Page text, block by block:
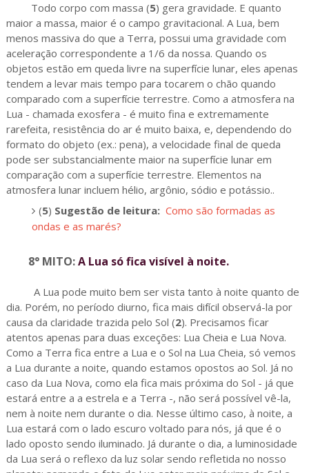
Todo corpo com massa (5) gera gravidade. E quanto
maior a massa, maior é o campo gravitacional. A Lua, bem
menos massiva do que a Terra, possui uma gravidade com
aceleração correspondente a 1/6 da nossa. Quando os
objetos estão em queda livre na superfície lunar, eles apenas
tendem a levar mais tempo para tocarem o chão quando
comparado com a superfície terrestre. Como a atmosfera na
Lua - chamada exosfera - é muito fina e extremamente
rarefeita, resistência do ar é muito baixa, e, dependendo do
formato do objeto (ex.: pena), a velocidade final de queda
pode ser substancialmente maior na superfície lunar em
comparação com a superfície terrestre. Elementos na
atmosfera lunar incluem hélio, argônio, sódio e potássio..
(5) Sugestão de leitura: Como são formadas as
ondas e as marés?
8° MITO:A Lua só fica visível à noite.
A Lua pode muito bem ser vista tanto à noite quanto de
dia. Porém, no período diurno, fica mais difícil observá-la por
causa da claridade trazida pelo Sol (2). Precisamos ficar
atentos apenas para duas exceções: Lua Cheia e Lua Nova.
Como a Terra fica entre a Lua e o Sol na Lua Cheia, só vemos
a Lua durante a noite, quando estamos opostos ao Sol. Já no
caso da Lua Nova, como ela fica mais próxima do Sol - já que
estará entre a a estrela e a Terra -, não será possível vê-la,
nem à noite nem durante o dia. Nesse último caso, à noite, a
Lua estará com o lado escuro voltado para nós, já que é o
lado oposto sendo iluminado. Já durante o dia, a luminosidade
da Lua será o reflexo da luz solar sendo refletida no nosso